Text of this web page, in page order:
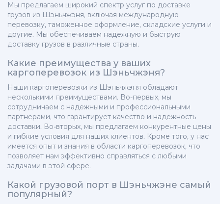
Мы предлагаем широкий спектр услуг по доставке
грузов из Шэньчжэня, включая международную
перевозку, таможенное оформление, складские услуги и
другие. Мы обеспечиваем надежную и быструю
доставку грузов в различные страны.
Какие преимущества у ваших
каргоперевозок из Шэньчжэня?
Наши каргоперевозки из Шэньчжэня обладают
несколькими преимуществами. Во-первых, мы
сотрудничаем с надежными и профессиональными
партнерами, что гарантирует качество и надежность
доставки. Во-вторых, мы предлагаем конкурентные цены
и гибкие условия для наших клиентов. Кроме того, у нас
имеется опыт и знания в области каргоперевозок, что
позволяет нам эффективно справляться с любыми
задачами в этой сфере.
Какой грузовой порт в Шэньчжэне самый
популярный?